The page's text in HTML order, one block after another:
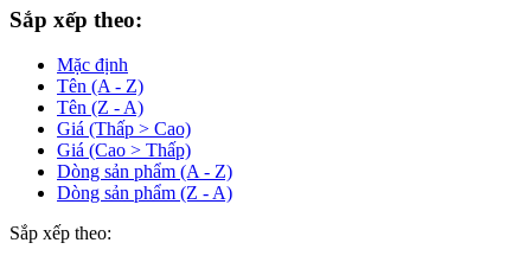
Sắp xếp theo:
Mặc định
Tên (A - Z)
Tên (Z - A)
Giá (Thấp > Cao)
Giá (Cao > Thấp)
Dòng sản phẩm (A - Z)
Dòng sản phẩm (Z - A)
Sắp xếp theo: